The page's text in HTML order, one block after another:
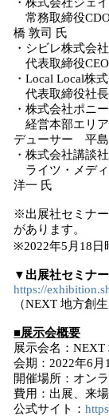
常務取締役
橋 敦司 氏
・シビレ株式会社
代表取締役
・Local Local株
代表取締役社
・株式会社ポニ
経営本部エリ
デューサー 平島
・株式会社講談社
ライツ・メデ
洋一 氏
※出展社セミナ
があります。
※2022年5月18日
▼出展社セミナー
https://
（NEXT 地方創
■展示会概要
展示会名：
会期：2022年6
開催場所：オン
費用：出展、来
公式サイト：